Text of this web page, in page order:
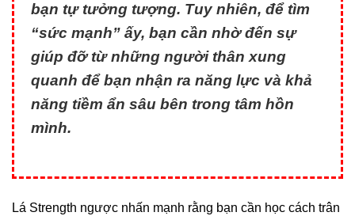
bạn tự tưởng tượng. Tuy nhiên, để tìm
“sức mạnh” ấy, bạn cần nhờ đến sự
giúp đỡ từ những người thân xung
quanh để bạn nhận ra năng lực và khả
năng tiềm ẩn sâu bên trong tâm hồn
mình.
Lá Strength ngược nhấn mạnh rằng bạn cần học cách trân